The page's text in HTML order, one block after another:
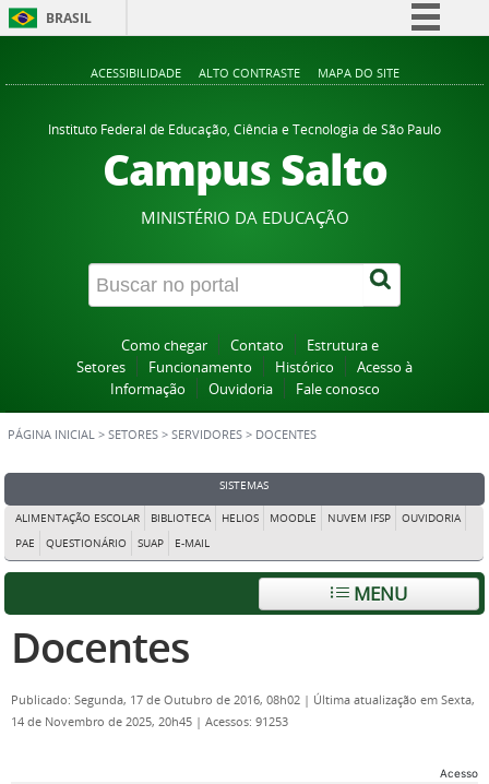
BRASIL
Comunica BR
Participe
Acesso à informação
Canais
ACESSIBILIDADE ALTO CONTRASTE MAPA DO SITE
Instituto Federal de Educação, Ciência e Tecnologia de São Paulo
Campus Salto
MINISTÉRIO DA EDUCAÇÃO
Como chegar Contato
Estrutura e
Setores
Funcionamento Histórico
Acesso à
Informação
Ouvidoria Fale conosco
PÁGINA INICIAL > SETORES > SERVIDORES > DOCENTES
SISTEMAS
ALIMENTAÇÃO ESCOLAR BIBLIOTECA HELIOS MOODLE NUVEM IFSP
OUVIDORIA
PAE
QUESTIONÁRIO SUAP E-MAIL
MENU
Docentes
Publicado: Segunda, 17 de Outubro de 2016, 08h02 | Última atualização em Sexta,
14 de Novembro de 2025, 20h45 | Acessos: 91253